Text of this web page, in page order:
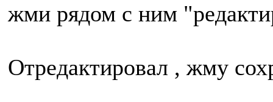
жми рядом с ним
Отредактировал , жму